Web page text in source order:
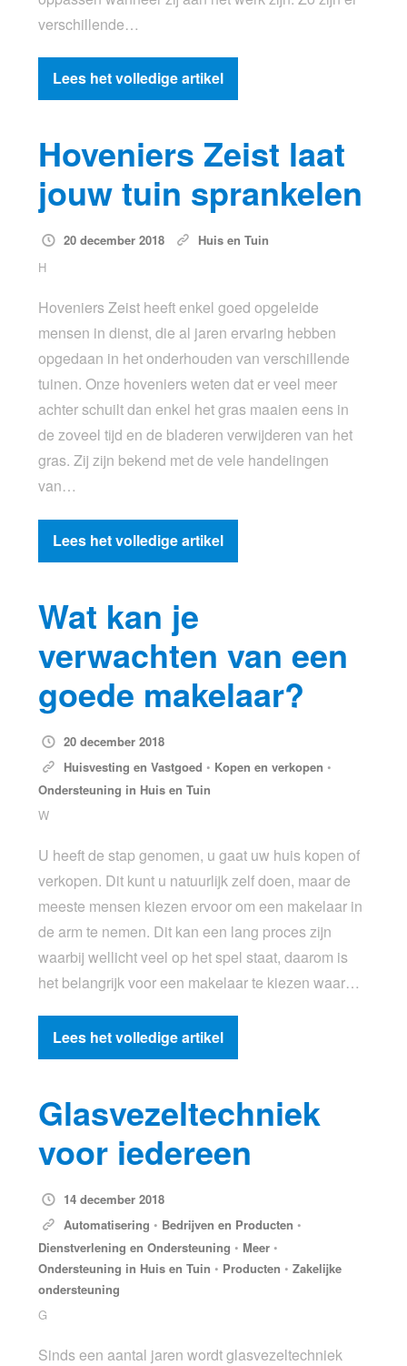
verschillende…
Lees het volledige artikel
Hoveniers Zeist laat
jouw tuin sprankelen
20 december 2018
Huis en Tuin
H
Hoveniers Zeist heeft enkel goed opgeleide
mensen in dienst, die al jaren ervaring hebben
opgedaan in het onderhouden van verschillende
tuinen. Onze hoveniers weten dat er veel meer
achter schuilt dan enkel het gras maaien eens in
de zoveel tijd en de bladeren verwijderen van het
gras. Zij zijn bekend met de vele handelingen
van…
Lees het volledige artikel
Wat kan je
verwachten van een
goede makelaar?
20 december 2018
Huisvesting en Vastgoed • Kopen en verkopen •
Ondersteuning in Huis en Tuin
W
U heeft de stap genomen, u gaat uw huis kopen of
verkopen. Dit kunt u natuurlijk zelf doen, maar de
meeste mensen kiezen ervoor om een makelaar in
de arm te nemen. Dit kan een lang proces zijn
waarbij wellicht veel op het spel staat, daarom is
het belangrijk voor een makelaar te kiezen waar…
Lees het volledige artikel
Glasvezeltechniek
voor iedereen
14 december 2018
Automatisering • Bedrijven en Producten •
Dienstverlening en Ondersteuning • Meer •
Ondersteuning in Huis en Tuin • Producten •Zakelijke
ondersteuning
G
Sinds een aantal jaren wordt glasvezeltechniek